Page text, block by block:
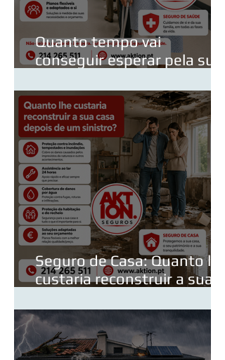
Quanto tempo vai
conseguir esperar pela sua
Seguro de Casa: Quanto lhe
custaria reconstruir a sua